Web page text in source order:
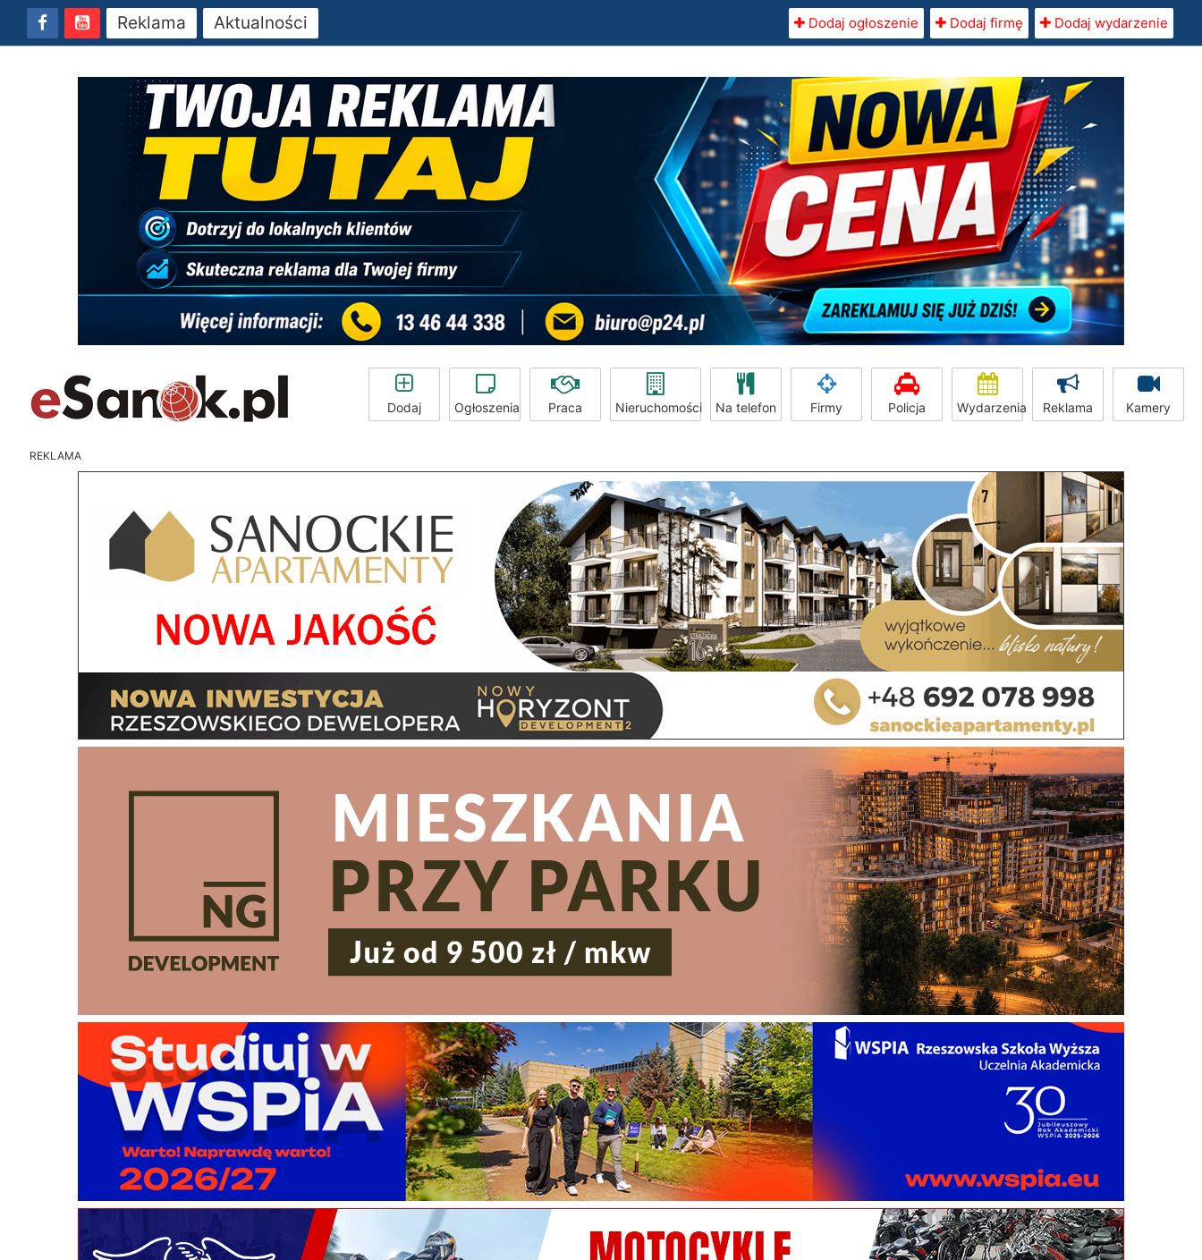
Reklama Aktualności Dodaj ogłoszenie Dodaj firmę Dodaj wydarzenie
Dodaj Ogłoszenia Praca Nieruchomości Na telefon Firmy Policja Wydarzenia Reklama Kamery
REKLAMA